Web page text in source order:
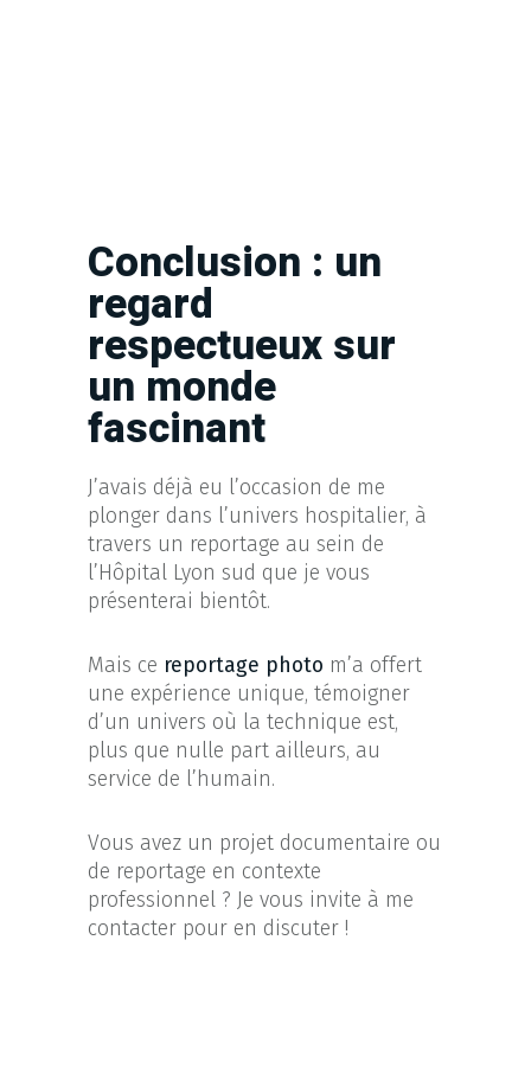
Conclusion : un
regard
respectueux sur
un monde
fascinant
J’avais déjà eu l’occasion de me
plonger dans l’univers hospitalier, à
travers un reportage au sein de
l’Hôpital Lyon sud que je vous
présenterai bientôt.
Mais ce reportage photo m’a offert
une expérience unique, témoigner
d’un univers où la technique est,
plus que nulle part ailleurs, au
service de l’humain.
Vous avez un projet documentaire ou
de reportage en contexte
professionnel ? Je vous invite à me
contacter pour en discuter !